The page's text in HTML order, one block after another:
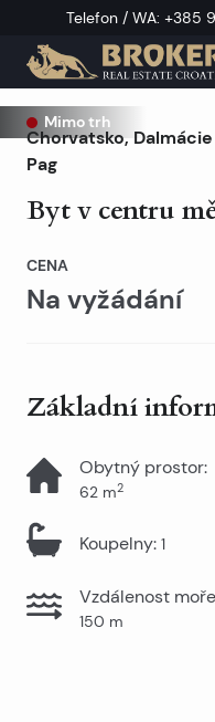
Telefon / WA: +385
Mimo trh
Chorvatsko,
Pag
Byt v centru
CENA
Na vyžádání
Základní
Obytný prostor:
62 m2
Koupelny: 1
Vzdálenost moře
150 m